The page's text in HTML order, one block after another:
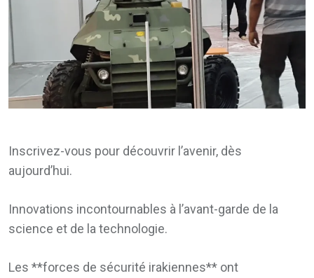
Inscrivez-vous pour découvrir l’avenir, dès
aujourd’hui.
Innovations incontournables à l’avant-garde de la
science et de la technologie.
Les **forces de sécurité irakiennes** ont